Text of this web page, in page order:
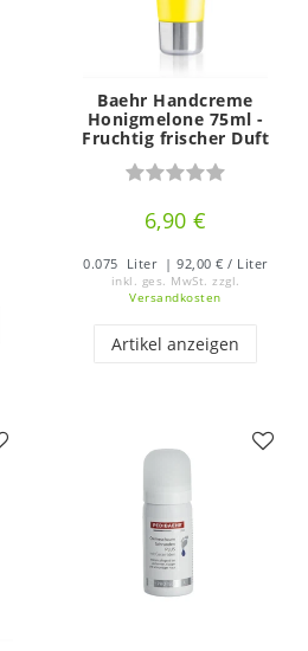
Baehr Handcreme
Honigmelone 75ml -
Fruchtig frischer Duft
6,90 €
0.075 Liter | 92,00 € / Liter
inkl. ges. MwSt. zzgl.
Versandkosten
Artikel anzeigen